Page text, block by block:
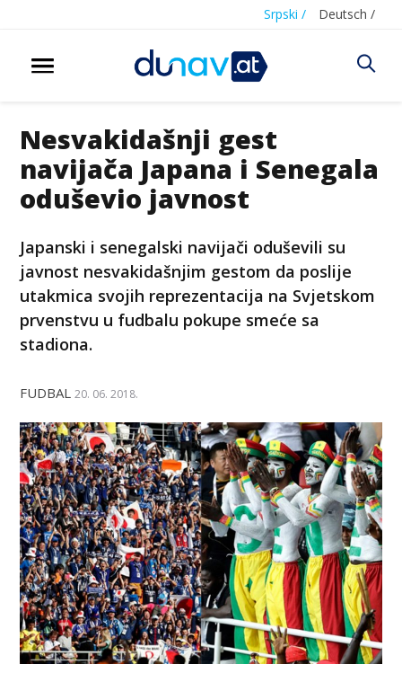
Srpski / Deutsch /
Nesvakidašnji gest
navijača Japana i Senegala
oduševio javnost
Japanski i senegalski navijači oduševili su
javnost nesvakidašnjim gestom da poslije
utakmica svojih reprezentacija na Svjetskom
prvenstvu u fudbalu pokupe smeće sa
stadiona.
FUDBAL 20. 06. 2018.